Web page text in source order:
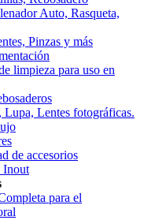
Auto, Rasqueta,
Pinzas y más
limpieza para uso en
Lupa, Lentes fotográficas.
de accesorios
Inout
para el